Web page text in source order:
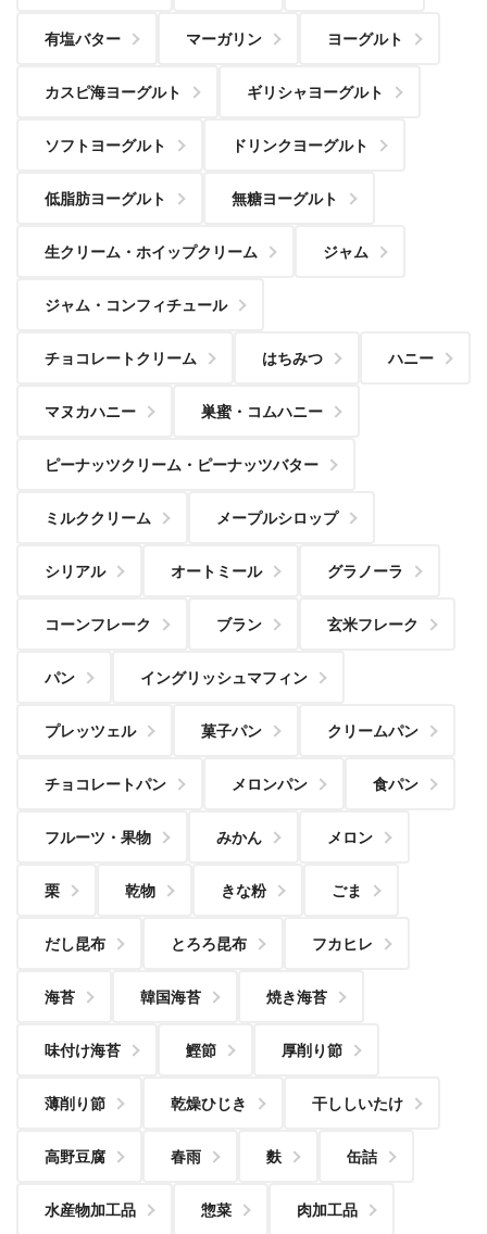
有塩バター マーガリン ヨーグルト
カスピ海ヨーグルト ギリシャヨーグルト
ソフトヨーグルト ドリンクヨーグルト
低脂肪ヨーグルト 無糖ヨーグルト
生クリーム・ホイップクリーム ジャム
ジャム・コンフィチュール
チョコレートクリーム はちみつ ハニー
マヌカハニー 巣蜜・コムハニー
ピーナッツクリーム・ピーナッツバター
ミルククリーム メープルシロップ
シリアル オートミール グラノーラ
コーンフレーク ブラン 玄米フレーク
パン イングリッシュマフィン
プレッツェル 菓子パン クリームパン
チョコレートパン メロンパン 食パン
フルーツ・果物 みかん メロン
栗 乾物 きな粉 ごま
だし昆布 とろろ昆布 フカヒレ
海苔 韓国海苔 焼き海苔
味付け海苔 鰹節 厚削り節
薄削り節 乾燥ひじき 干ししいたけ
高野豆腐 春雨 麩 缶詰
水産物加工品 惣菜 肉加工品